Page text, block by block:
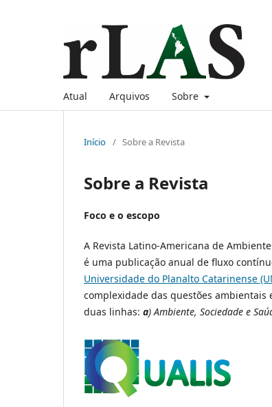
Atual Arquivos Sobre
Início / Sobre a Revista
Sobre a Revista
Foco e o escopo
A Revista Latino-Americana de Ambiente
é uma publicação anual de fluxo
Universidade do Planalto Catarinense
complexidade das questões ambientais
duas linhas: a) Ambiente, Sociedade e